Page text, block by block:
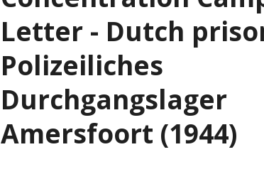
Letter - Dutch
Polizeiliches
Durchgangslager
Amersfoort (1944)